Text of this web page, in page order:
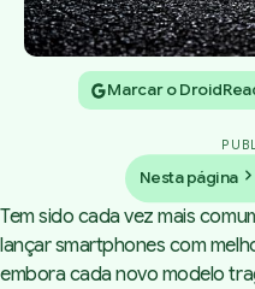
Marcar o
Nesta página
Tem sido cada vez mais
lançar smartphones com
embora cada novo modelo